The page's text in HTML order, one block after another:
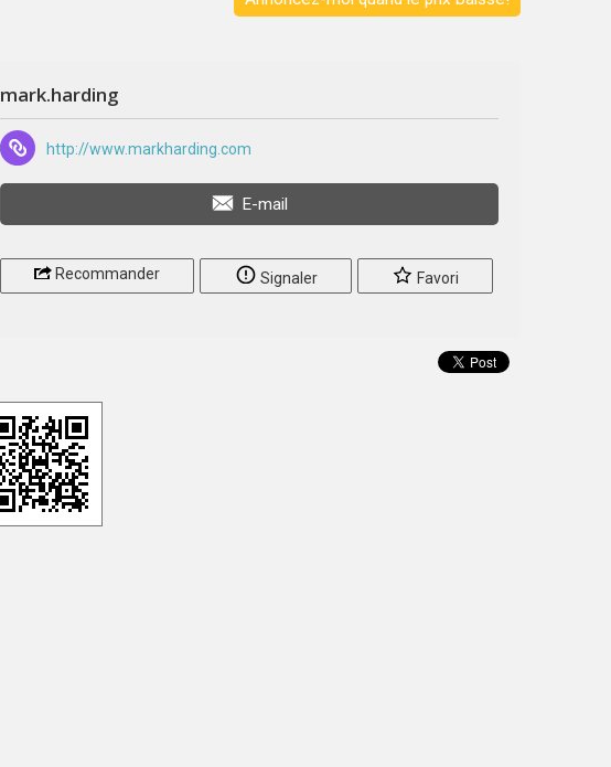
mark.harding
http://www.markharding.com
E-mail
Recommander Signaler Favori